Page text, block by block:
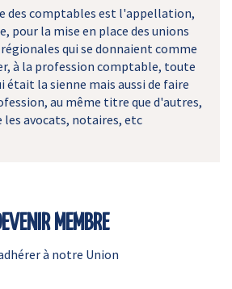
des comptables est l'appellation,
pour la mise en place des unions
qui se donnaient comme
à la profession comptable, toute
la sienne mais aussi de faire
au même titre que d'autres,
les avocats, notaires, etc
MEMBRE
à notre Union